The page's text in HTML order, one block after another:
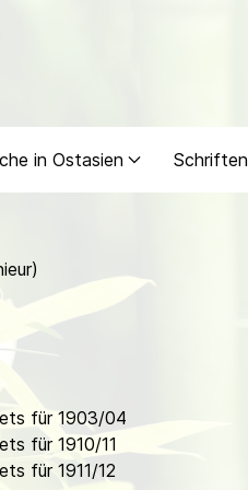
in Ostasien Schriften
für 1903/04
für 1910/11
für 1911/12